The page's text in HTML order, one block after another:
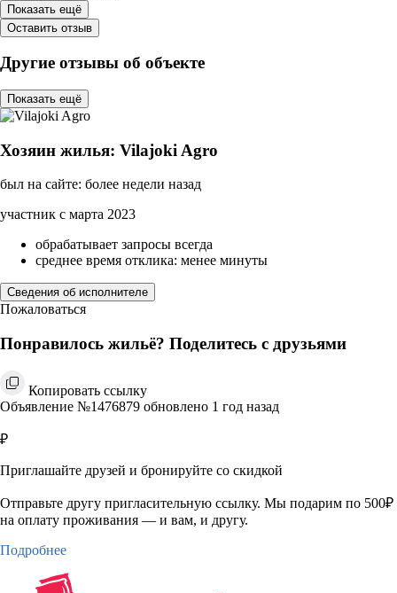
Показать ещё
Оставить отзыв
Другие отзывы об объекте
Показать ещё
Хозяин жилья: Vilajoki Agro
был на сайте: более недели назад
участник с марта 2023
обрабатывает запросы всегда
среднее время отклика: менее минуты
Сведения об исполнителе
Пожаловаться
Понравилось жильё? Поделитесь с друзьями
Копировать ссылку
Объявление №1476879 обновлено 1 год назад
₽
Приглашайте друзей и бронируйте со скидкой
Отправьте другу пригласительную ссылку. Мы подарим по 500₽
на оплату проживания — и вам, и другу.
Подробнее